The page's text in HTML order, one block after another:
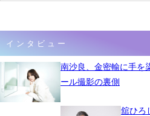
インタビュー
南沙良、金密輸に手
ール撮影の裏側
舘ひろ